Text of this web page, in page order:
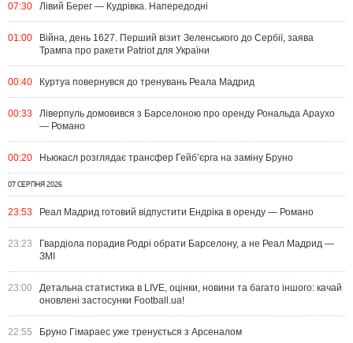
07:30 Лівий Берег — Кудрівка. Напередодні
01:00
Війна, день 1627. Перший візит Зеленського до Сербії, заява
Трампа про ракети Patriot для України
00:40 Куртуа повернувся до тренувань Реала Мадрид
00:33
Ліверпуль домовився з Барселоною про оренду Рональда Араухо
— Романо
00:20 Ньюкасл розглядає трансфер Гейб’єрга на заміну Бруно
07 СЕРПНЯ 2026
23:53 Реал Мадрид готовий відпустити Ендріка в оренду — Романо
23:23
Гвардіола порадив Родрі обрати Барселону, а не Реал Мадрид —
ЗМІ
23:00
Детальна статистика в LIVE, оцінки, новини та багато іншого: качай
оновлені застосунки Football.ua!
22:55 Бруно Гімараес уже тренується з Арсеналом